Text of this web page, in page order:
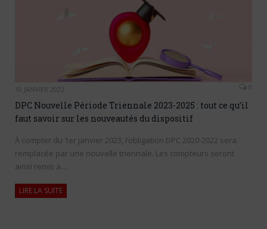
10 JANVIER 2023 0
DPC Nouvelle Période Triennale 2023-2025 : tout ce qu’il
faut savoir sur les nouveautés du dispositif
À compter du 1er janvier 2023, l’obligation DPC 2020-2022 sera
remplacée par une nouvelle triennale. Les compteurs seront
ainsi remis à…
LIRE LA SUITE